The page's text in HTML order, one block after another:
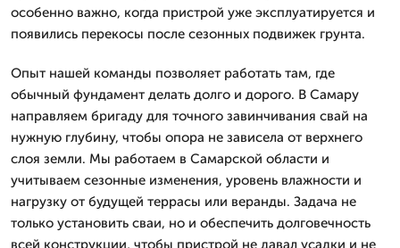
особенно важно, когда пристрой уже эксплуатируется и
появились перекосы после сезонных подвижек грунта.
Опыт нашей команды позволяет работать там, где
обычный фундамент делать долго и дорого. В Самару
направляем бригаду для точного завинчивания свай на
нужную глубину, чтобы опора не зависела от верхнего
слоя земли. Мы работаем в Самарской области и
учитываем сезонные изменения, уровень влажности и
нагрузку от будущей террасы или веранды. Задача не
только установить сваи, но и обеспечить долговечность
всей конструкции, чтобы пристрой не давал усадки и не